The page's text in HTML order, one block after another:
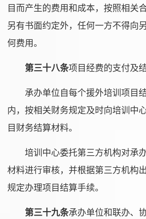
目而产生的费用和成本，按照相关
另有书面约定外，任何一方不得向
何费用。
第三十八条项目经费的支付及结
承办单位自每个援外培训项目
内，按相关财务规定及时向培训中
目财务结算材料。
培训中心委托第三方机构对承
材料进行审核，并根据第三方机构
规定办理项目结算手续。
第三十九条承办单位和联办、